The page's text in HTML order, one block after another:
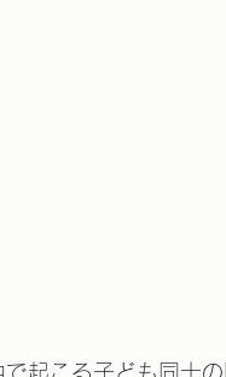
起こる子ども同士